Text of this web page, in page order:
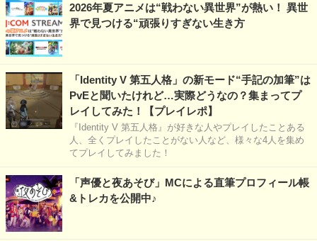
2026年夏アニメは“戦わない異世界”が熱い！ 異世
界で見つける“頑張りすぎない生き方
「Identity V 第五人格」の新モード“手記の加筆”は
PvEと聞いたけれど…実際どうなの？集まってプ
レイしてみた！【プレイレポ】
『Identity V 第五人格』が好きな人やプレイしたことある
人、全くプレイしたことがない人など、様々な4人を集め
てプレイしてみました！
「声優と夜あそび」MCによる直筆プロフィール帳
&トレカを公開中♪